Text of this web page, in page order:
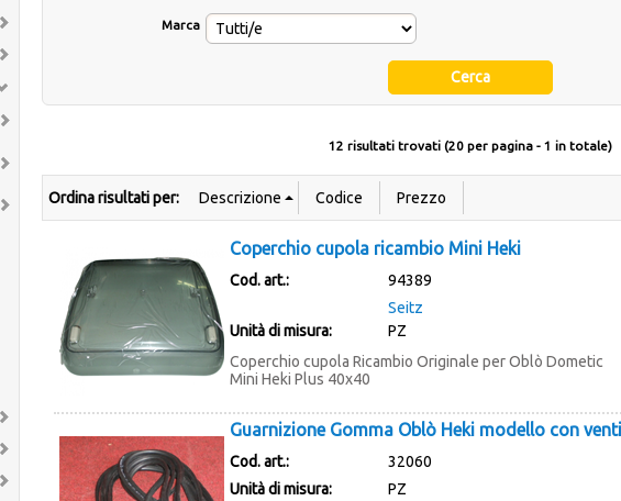
Marca
12 risultati trovati (20 per pagina - 1 in totale)
Ordina risultati per:
Coperchio cupola ricambio Mini Heki
Cod. art.:
94389
Seitz
Unità di misura:
PZ
Coperchio cupola Ricambio Originale per Oblò Dometic
Mini Heki Plus 40x40
Guarnizione Gomma Oblò Heki modello con
Cod. art.:
32060
Unità di misura:
PZ